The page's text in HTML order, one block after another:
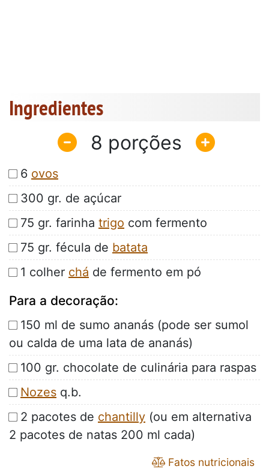
Ingredientes
8
6 ovos
300 gr. de açúcar
75 gr. farinha trigo com fermento
75 gr. fécula de batata
1 colher chá de fermento em pó
Para a decoração:
150 ml de sumo ananás (pode ser sumol
ou calda de uma lata de ananás)
100 gr. chocolate de culinária para raspas
Nozes q.b.
2 pacotes de chantilly (ou em alternativa
2 pacotes de natas 200 ml cada)
Fatos nutricionais